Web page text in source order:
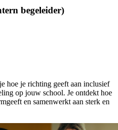
begeleider)
hoe je richting geeft aan inclusief
op jouw school. Je ontdekt hoe
en samenwerkt aan sterk en